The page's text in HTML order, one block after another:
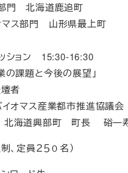
門 北海道鹿追町
門 山形県最上町
ション 15:30-16:30
題と今後の展望」
壇者
イオマス産業都市推進協議
町長 硲一
、定員２５０名）